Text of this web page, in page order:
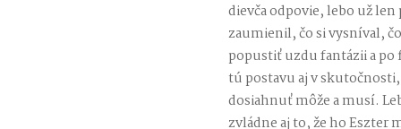
dievča odpovie, lebo už
zaumienil, čo si vysníval,
popustiť uzdu fantázii a
tú postavu aj v
dosiahnuť môže a musí.
zvládne aj to, že ho Eszter